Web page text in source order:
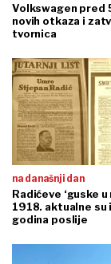
Volkswagen pred
novih otkaza i
tvornica
na današnji dan
Radićeve ‘guske u
1918. aktualne su
godina poslije